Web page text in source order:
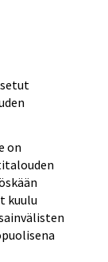
on
kuulu